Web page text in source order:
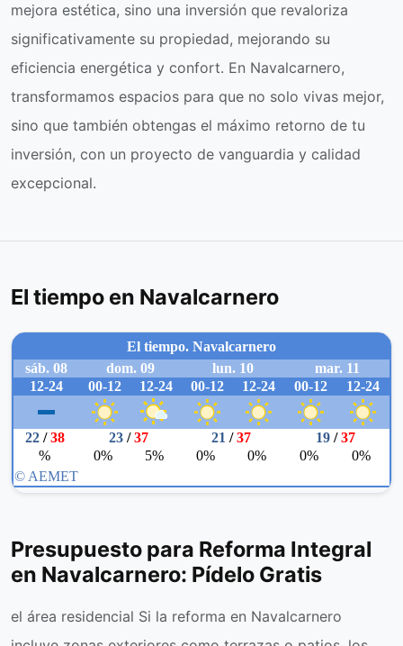
mejora estética, sino una inversión que revaloriza
significativamente su propiedad, mejorando su
eficiencia energética y confort. En Navalcarnero,
transformamos espacios para que no solo vivas mejor,
sino que también obtengas el máximo retorno de tu
inversión, con un proyecto de vanguardia y calidad
excepcional.
El tiempo en Navalcarnero
Presupuesto para Reforma Integral
en Navalcarnero: Pídelo Gratis
el área residencial Si la reforma en Navalcarnero